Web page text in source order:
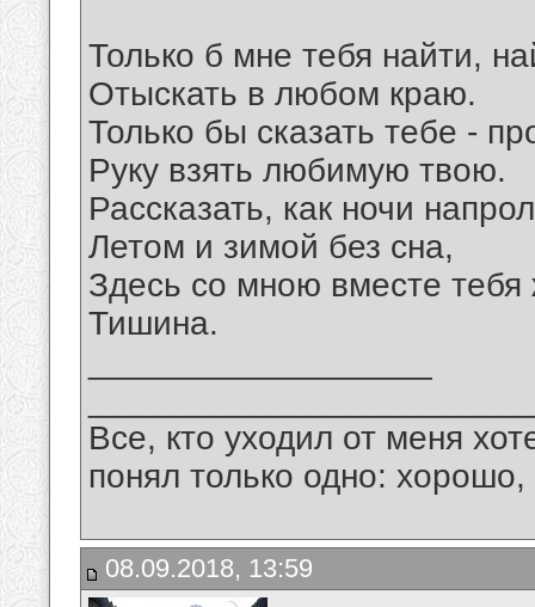
Только б мне тебя найти,
Отыскать в любом краю.
Только бы сказать тебе -
Руку взять любимую твою.
Рассказать, как ночи
Летом и зимой без сна,
Здесь со мною вместе тебя
Тишина.
Все, кто уходил от меня
понял только одно:
08.09.2018, 13:59